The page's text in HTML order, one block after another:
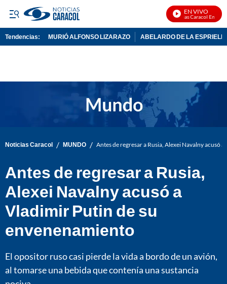
EN VIVO
Noticias Caracol En Vivo
Tendencias: MURIÓ ALFONSO LIZARAZO ABELARDO DE LA
Noticias Caracol / MUNDO / Antes de regresar a Rusia, Alexei Navalny acusó
Antes de regresar a Rusia,
Alexei Navalny acusó a
Vladimir Putin de su
envenenamiento
El opositor ruso casi pierde la vida a bordo de un avión,
al tomarse una bebida que contenía una sustancia